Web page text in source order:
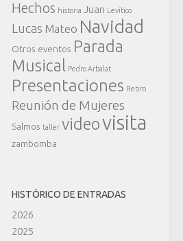
Hechos historia Juan Levítico
Lucas Mateo Navidad
Otros eventos Parada
Musical
Pedro Arbalat
Presentaciones Retiro
Reunión de Mujeres
Salmos taller videovisita
zambomba
HISTÓRICO DE ENTRADAS
2026
2025